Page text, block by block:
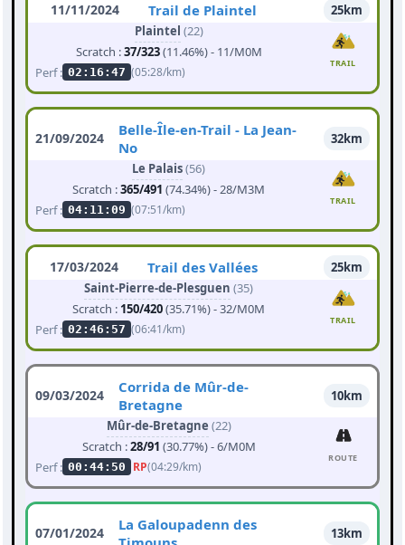
11/11/2024 Trail de Plaintel
25km
Plaintel (22)
Scratch :37/323(11.46%) - 11/M0M
Perf : 02:16:47 (05:28/km)
TRAIL
21/09/2024
Belle-Île-en-Trail - La Jean-
No
32km
Le Palais(56)
Scratch :365/491 (74.34%) - 28/M3M
Perf : 04:11:09 (07:51/km)
TRAIL
17/03/2024 Trail des Vallées
25km
Saint-Pierre-de-Plesguen (35)
Scratch : 150/420(35.71%) - 32/M0M
Perf : 02:46:57 (06:41/km)
TRAIL
09/03/2024
Corrida de Mûr-de-
Bretagne
10km
Mûr-de-Bretagne (22)
Scratch :28/91 (30.77%) - 6/M0M
Perf : 00:44:50 RP(04:29/km)
ROUTE
07/01/2024
La Galoupadenn des
13km